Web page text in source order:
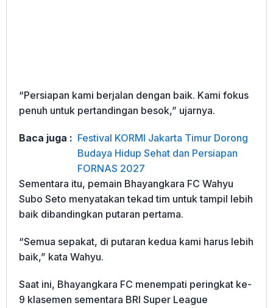
“Persiapan kami berjalan dengan baik. Kami fokus
penuh untuk pertandingan besok,” ujarnya.
Baca juga : Festival KORMI Jakarta Timur Dorong
Budaya Hidup Sehat dan Persiapan
FORNAS 2027
Sementara itu, pemain Bhayangkara FC Wahyu
Subo Seto menyatakan tekad tim untuk tampil lebih
baik dibandingkan putaran pertama.
“Semua sepakat, di putaran kedua kami harus lebih
baik,” kata Wahyu.
Saat ini, Bhayangkara FC menempati peringkat ke-
9 klasemen sementara BRI Super League